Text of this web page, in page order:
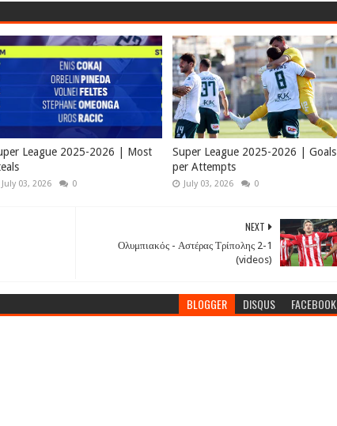
League 2025-2026 | Most
July 03, 2026 0
Super League 2025-2026 | Goals
per Attempts
July 03, 2026 0
NEXT
Ολυμπιακός - Αστέρας Τρίπολης 2-1
(videos)
BLOGGER DISQUS FACEBOOK